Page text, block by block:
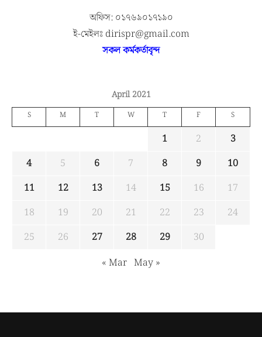
অফিস: ০১৭৬৯০১৭১৯০
ই-মেইলঃ dirispr@gmail.com
সকল কর্মকর্তাবৃন্দ
April 2021
S M T W T F S
1 2
3
4
5 6 7 8 9
10
11
12 13 14 15 16
17
18
19 20 21 22 23
24
25
26 27 28 29
30
« Mar May »